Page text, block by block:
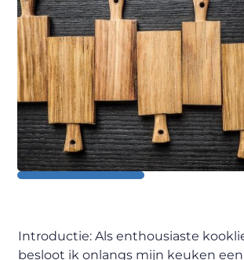
Introductie: Als enthousiaste
besloot ik onlangs mijn keuken